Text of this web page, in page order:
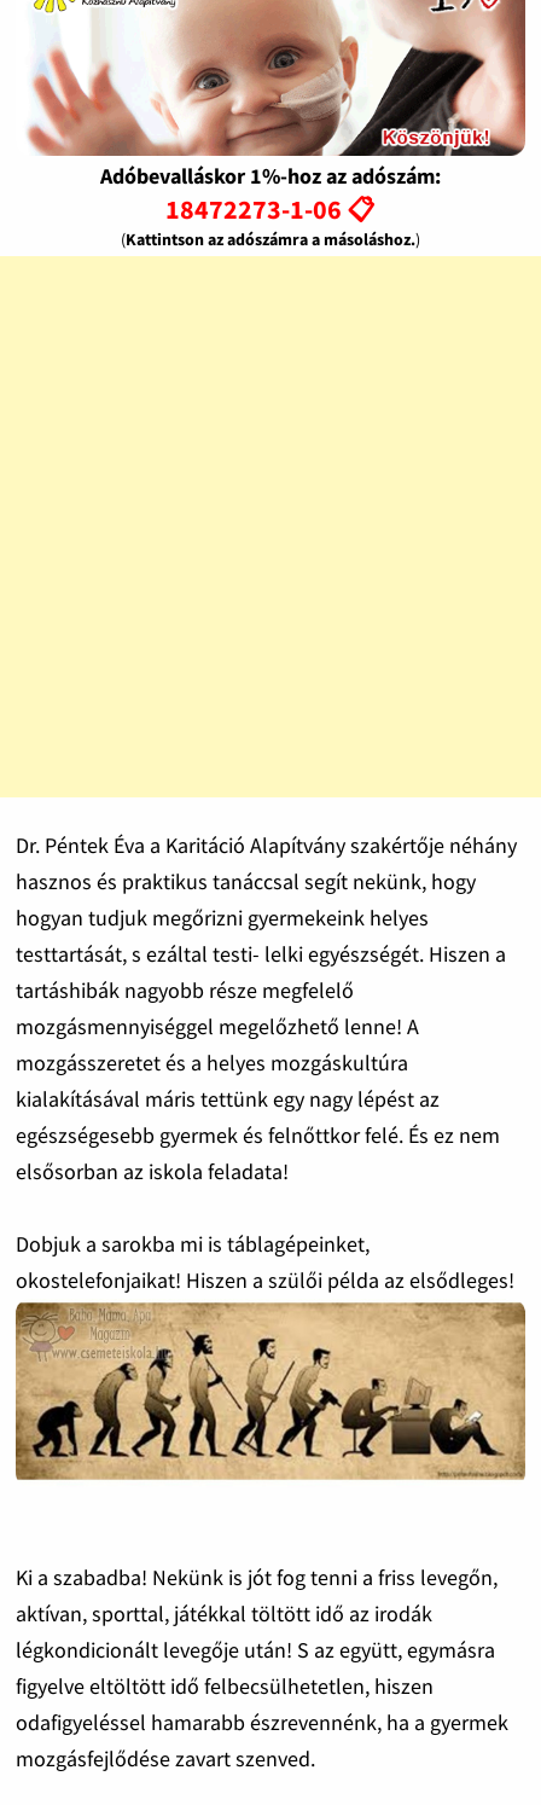
Adóbevalláskor 1%-hoz az adószám:
18472273-1-06 📋
(Kattintson az adószámra a másoláshoz.)
Dr. Péntek Éva a Karitáció Alapítvány szakértője néhány
hasznos és praktikus tanáccsal segít nekünk, hogy
hogyan tudjuk megőrizni gyermekeink helyes
testtartását, s ezáltal testi- lelki egyészségét. Hiszen a
tartáshibák nagyobb része megfelelő
mozgásmennyiséggel megelőzhető lenne! A
mozgásszeretet és a helyes mozgáskultúra
kialakításával máris tettünk egy nagy lépést az
egészségesebb gyermek és felnőttkor felé. És ez nem
elsősorban az iskola feladata!
Dobjuk a sarokba mi is táblagépeinket,
okostelefonjaikat! Hiszen a szülői példa az elsődleges!
Ki a szabadba! Nekünk is jót fog tenni a friss levegőn,
aktívan, sporttal, játékkal töltött idő az irodák
légkondicionált levegője után! S az együtt, egymásra
figyelve eltöltött idő felbecsülhetetlen, hiszen
odafigyeléssel hamarabb észrevennénk, ha a gyermek
mozgásfejlődése zavart szenved.